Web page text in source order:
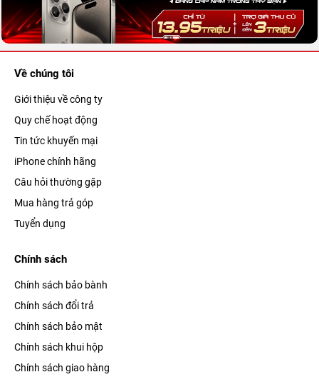
Về chúng tôi
Giới thiệu về công ty
Quy chế hoạt động
Tin tức khuyến mại
iPhone chính hãng
Câu hỏi thường gặp
Mua hàng trả góp
Tuyển dụng
Chính sách
Chính sách bảo bành
Chính sách đổi trả
Chính sách bảo mật
Chính sách khui hộp
Chính sách giao hàng